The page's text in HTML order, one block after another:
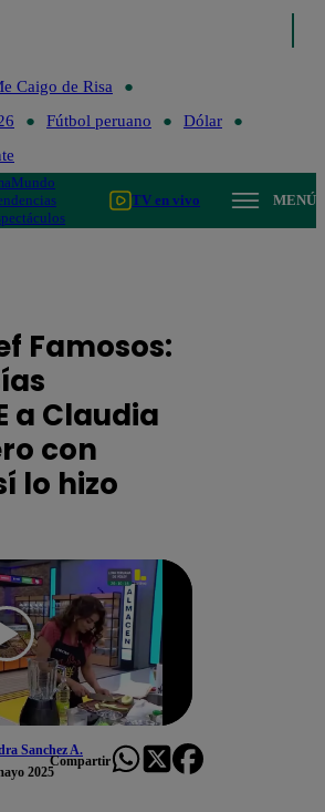
Caigo de Risa
Fútbol peruano
Dólar
Mundo
TV en vivo MENÚ
Famosos:
a Claudia
con
lo hizo
Sanchez A.
2025
Compartir